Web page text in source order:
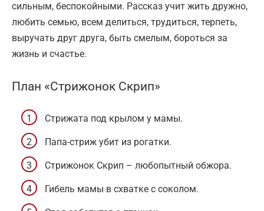
сильным, беспокойными. Рассказ учит жить дружно,
любить семью, всем делиться, трудиться, терпеть,
выручать друг друга, быть смелым, бороться за
жизнь и счастье.
План «Стрижонок Скрип»
Стрижата под крылом у мамы.
Папа-стриж убит из рогатки.
Стрижонок Скрип – любопытный обжора.
Гибель мамы в схватке с соколом.